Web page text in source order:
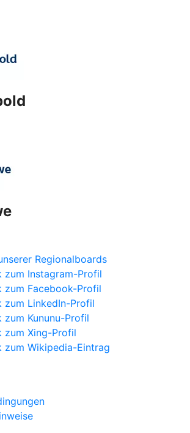
Regionalboards
zum Instagram-Profil
zum Facebook-Profil
zum LinkedIn-Profil
zum Kununu-Profil
zum Xing-Profil
zum Wikipedia-Eintrag